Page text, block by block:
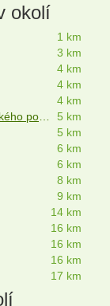
okolí
1 km
3 km
4 km
4 km
4 km
5 km
5 km
6 km
6 km
8 km
9 km
14 km
16 km
16 km
16 km
17 km